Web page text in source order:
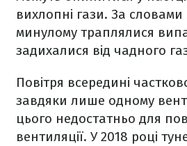
вихлопні гази. За словами
минулому траплялися
задихалися від чадного
Повітря всередині
завдяки лише одному
цього недостатньо для
вентиляції. У 2018 році